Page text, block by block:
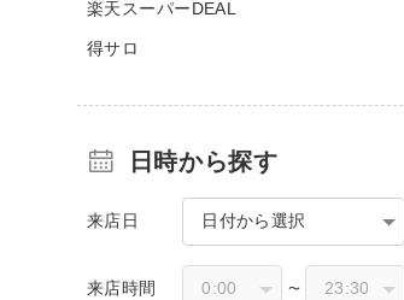
楽天スーパーDEAL
得サロ
日時から探す
来店日 日付から選択
来店時間 〜